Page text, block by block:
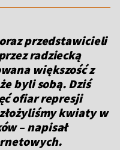
przedstawicieli
radziecką
większość z
byli sobą. Dziś
ofiar represji
kwiaty w
– napisał